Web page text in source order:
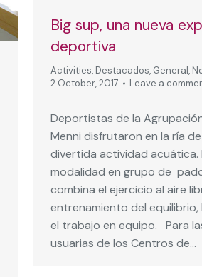
Big sup, una nueva
deportiva
Activities, Destacados, General,
2 October, 2017
Leave a
Deportistas de la
Menni disfrutaron en la ría
divertida actividad acuática.
modalidad en grupo de
combina el ejercicio al aire
entrenamiento del
el trabajo en equipo. Para
usuarias de los Centros de…